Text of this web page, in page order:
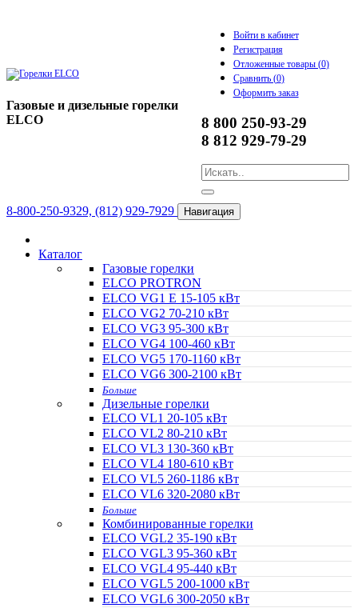
Газовые и дизельные горелки
ELCO
Войти в кабинет
Регистрация
Отложенные товары (0)
Сравнить (0)
Оформить заказ
8 800 250-93-29
8 812 929-79-29
8-800-250-9329, (812) 929-7929 Навигация
Каталог
Газовые горелки
ELCO PROTRON
ELCO VG1 E 15-105 кВт
ELCO VG2 70-210 кВт
ELCO VG3 95-300 кВт
ELCO VG4 100-460 кВт
ELCO VG5 170-1160 кВт
ELCO VG6 300-2100 кВт
Больше
Дизельные горелки
ELCO VL1 20-105 кВт
ELCO VL2 80-210 кВт
ELCO VL3 130-360 кВт
ELCO VL4 180-610 кВт
ELCO VL5 260-1186 кВт
ELCO VL6 320-2080 кВт
Больше
Комбинированные горелки
ELCO VGL2 35-190 кВт
ELCO VGL3 95-360 кВт
ELCO VGL4 95-440 кВт
ELCO VGL5 200-1000 кВт
ELCO VGL6 300-2050 кВт